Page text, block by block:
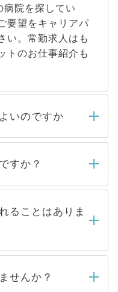
病院を探してい
要望をキャリアパ
い。常勤求人はも
トのお仕事紹介も
いのですか
、弊社担当者がご
後メールもしくは
にはご連絡をせて
らくお待ちくださ
すか？
扱っている求人の
トからご覧いただ
す。非公開求人は
般には公開してい
人気のある医療機
ることはありま
とは一切ありませ
ら内定をいただい
せんか？